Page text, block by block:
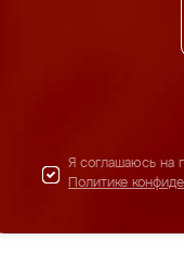
Я соглашаюсь на
Политике